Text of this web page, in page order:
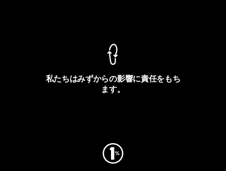
私たちはみずからの影響に責任をもち
ます。